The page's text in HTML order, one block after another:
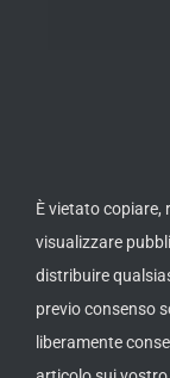
È vietato copiare,
visualizzare
distribuire
previo consenso
liberamente